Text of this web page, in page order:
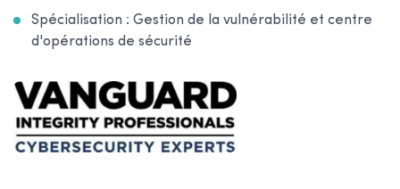
Spécialisation : Gestion de la vulnérabilité et centre
d'opérations de sécurité